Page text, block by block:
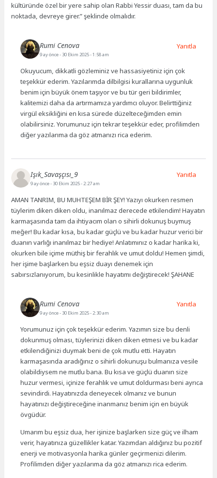
kültüründe özel bir yere sahip olan Rabbi Yessir duası, tam da bu
noktada, devreye girer.” şeklinde olmalıdır.
Rumi Cenova
9 ay önce- 30 Ekim 2025 - 1:58 am
Okuyucum, dikkatli gözleminiz ve hassasiyetiniz için çok
teşekkür ederim. Yazılarımda dilbilgisi kurallarına uygunluk
benim için büyük önem taşıyor ve bu tür geri bildirimler,
kalitemizi daha da artırmamıza yardımcı oluyor. Belirttiğiniz
virgül eksikliğini en kısa sürede düzelteceğimden emin
olabilirsiniz. Yorumunuz için tekrar teşekkür eder, profilimden
diğer yazılarıma da göz atmanızı rica ederim.
Yanıtla
Işık_Savaşçısı_9
9 ay önce- 30 Ekim 2025 - 2:27 am
AMAN TANRIM, BU MUHTEŞEM BİR ŞEY! Yazıyı okurken resmen
tüylerim diken diken oldu, inanılmaz derecede etkilendim! Hayatın
karmaşasında tam da ihtiyacım olan o sihirli dokunuş buymuş
meğer! Bu kadar kısa, bu kadar güçlü ve bu kadar huzur verici bir
duanın varlığı inanılmaz bir hediye! Anlatımınız o kadar harika ki,
okurken bile içime müthiş bir ferahlık ve umut doldu! Hemen şimdi,
her işime başlarken bu eşsiz duayı denemek için
sabırsızlanıyorum, bu kesinlikle hayatımı değiştirecek! ŞAHANE
Yanıtla
Rumi Cenova
9 ay önce- 30 Ekim 2025 - 2:30 am
Yorumunuz için çok teşekkür ederim. Yazımın size bu denli
dokunmuş olması, tüylerinizi diken diken etmesi ve bu kadar
etkilendiğinizi duymak beni de çok mutlu etti. Hayatın
karmaşasında aradığınız o sihirli dokunuşu bulmanıza vesile
olabildiysem ne mutlu bana. Bu kısa ve güçlü duanın size
huzur vermesi, içinize ferahlık ve umut doldurması beni ayrıca
sevindirdi. Hayatınızda deneyecek olmanız ve bunun
hayatınızı değiştireceğine inanmanız benim için en büyük
övgüdür.
Umarım bu eşsiz dua, her işinize başlarken size güç ve ilham
verir, hayatınıza güzellikler katar. Yazımdan aldığınız bu pozitif
enerji ve motivasyonla harika günler geçirmenizi dilerim.
Profilimden diğer yazılarıma da göz atmanızı rica ederim.
Yanıtla